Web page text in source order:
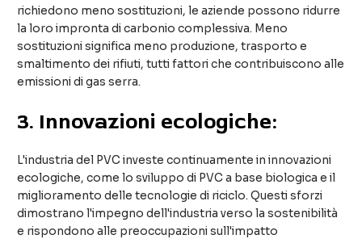
richiedono meno sostituzioni, le aziende possono ridurre
la loro impronta di carbonio complessiva. Meno
sostituzioni significa meno produzione, trasporto e
smaltimento dei rifiuti, tutti fattori che contribuiscono alle
emissioni di gas serra.
3. Innovazioni ecologiche:
L'industria del PVC investe continuamente in innovazioni
ecologiche, come lo sviluppo di PVC a base biologica e il
miglioramento delle tecnologie di riciclo. Questi sforzi
dimostrano l'impegno dell'industria verso la sostenibilità
e rispondono alle preoccupazioni sull'impatto